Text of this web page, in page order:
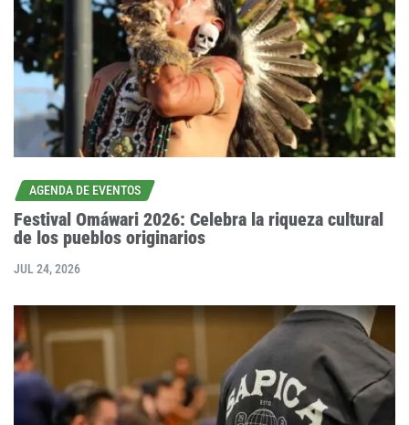
AGENDA DE EVENTOS
Festival Omáwari 2026: Celebra la riqueza cultural
de los pueblos originarios
JUL 24, 2026